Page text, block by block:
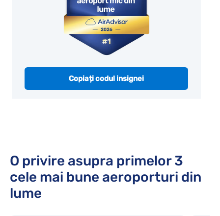
Copiați codul insignei
O privire asupra primelor 3
cele mai bune aeroporturi din
lume